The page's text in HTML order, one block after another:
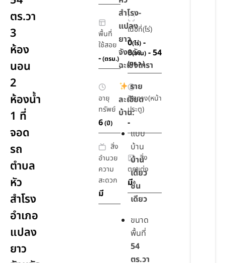
ตร.วา
3
ห้อง
นอน
2
ห้องน้ำ
1 ที่
จอด
รถ
ตำบล
หัว
สำโรง
อำเภอ
แปลง
ยาว
พื้นที่
ใช้สอย
-(ตรม.)
เนื้อที่(ไร่)
0(ไร่)-
0(งาน)- 54
(ตร.ว.)
อายุ
ทรัพย์
6(ปี)
ทิศทาง(หน้า
ประตู)
-
สิ่ง
อำนวย
ความ
สะดวก
มี
สิ่ง
ตกแต่ง
มี
สำโรง-
แปลง
ยาว
จังหวัด
ฉะเชิงเทรา
ราย
ละเอียด
บ้าน:
แบบ
บ้าน
บ้าน
เดี่ยว
ชั้น
เดียว
ขนาด
พื้นที่
54
ตร.วา